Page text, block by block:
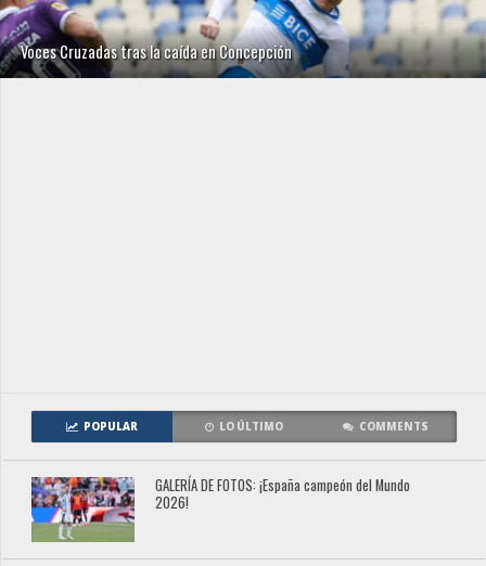
Voces Cruzadas tras la caída en Concepción
POPULAR LO ÚLTIMO COMMENTS
GALERÍA DE FOTOS: ¡España campeón del Mundo
2026!